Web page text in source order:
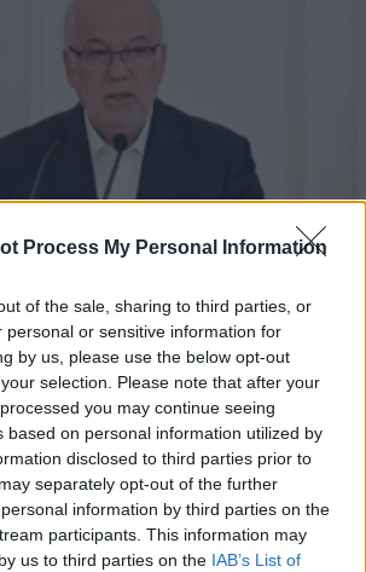
Process My Personal Information
of the sale, sharing to third parties, or
personal or sensitive information for
by us, please use the below opt-out
selection. Please note that after your
you may continue seeing
based on personal information utilized by
disclosed to third parties prior to
separately opt-out of the further
information by third parties on the
participants. This information may
us to third parties on the IAB’s List of
86: «Δεν θα παραμείνει ως
ακόμη και η πλήρης